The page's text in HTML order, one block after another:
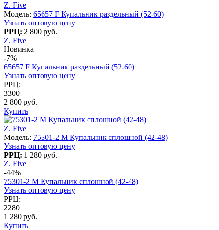
Z. Five
Модель: 65657 F Купальник раздельный (52-60)
Узнать оптовую цену
РРЦ: 2 800 руб.
Z. Five
Новинка
-7%
65657 F Купальник раздельный (52-60)
Узнать оптовую цену
РРЦ:
3300
2 800 руб.
Купить
Z. Five
Модель: 75301-2 M Купальник сплошной (42-48)
Узнать оптовую цену
РРЦ: 1 280 руб.
Z. Five
-44%
75301-2 M Купальник сплошной (42-48)
Узнать оптовую цену
РРЦ:
2280
1 280 руб.
Купить